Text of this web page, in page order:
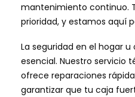
mantenimiento continuo.
prioridad, y estamos aquí
La seguridad en el hogar
esencial. Nuestro servicio
ofrece reparaciones
garantizar que tu caja